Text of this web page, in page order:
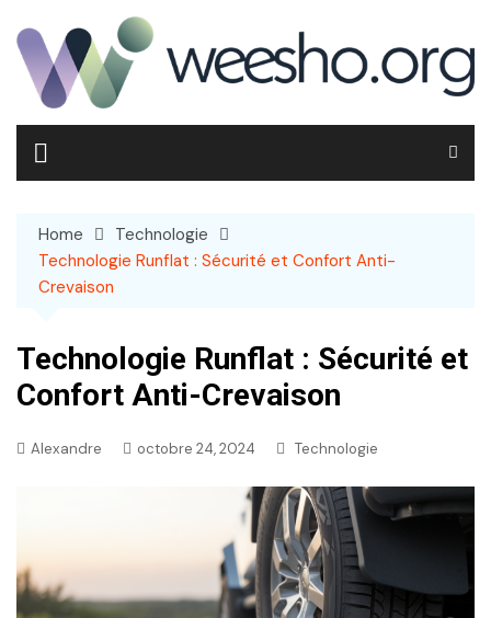
content
Home
Technologie
Technologie Runflat : Sécurité et Confort Anti-
Crevaison
Technologie Runflat : Sécurité et
Confort Anti-Crevaison
Alexandre octobre 24, 2024 Technologie